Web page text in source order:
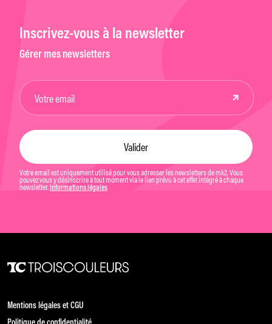
Inscrivez-vous à la newsletter
Gérer mes newsletters
Votre email est uniquement utilisé pour vous adresser les newsletters de mk2. Vous
pouvez vous y désinscrire à tout moment via le lien prévu à cet effet intégré à chaque
newsletter. Informations légales
Mentions légales et CGU